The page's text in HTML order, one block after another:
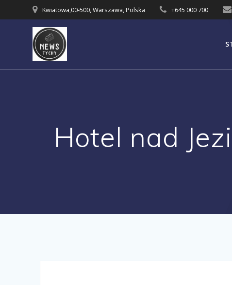
to
Kwiatowa,00-500, Warszawa, Polska +645 000 700
Hotel nad